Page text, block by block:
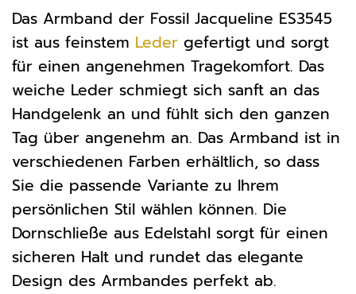
Das Armband der Fossil Jacqueline ES3545
ist aus feinstem Leder gefertigt und sorgt
für einen angenehmen Tragekomfort. Das
weiche Leder schmiegt sich sanft an das
Handgelenk an und fühlt sich den ganzen
Tag über angenehm an. Das Armband ist in
verschiedenen Farben erhältlich, so dass
Sie die passende Variante zu Ihrem
persönlichen Stil wählen können. Die
Dornschließe aus Edelstahl sorgt für einen
sicheren Halt und rundet das elegante
Design des Armbandes perfekt ab.